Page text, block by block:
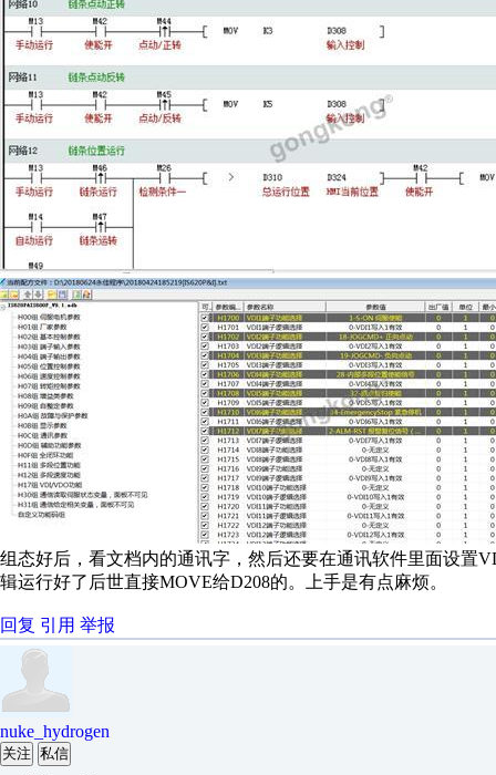
组态好后，看文档内的通讯字，然后还要在通讯软件里面设置
辑运行好了后世直接MOVE给D208的。上手是有点麻烦。
回复 引用 举报
nuke_hydrogen
关注 私信